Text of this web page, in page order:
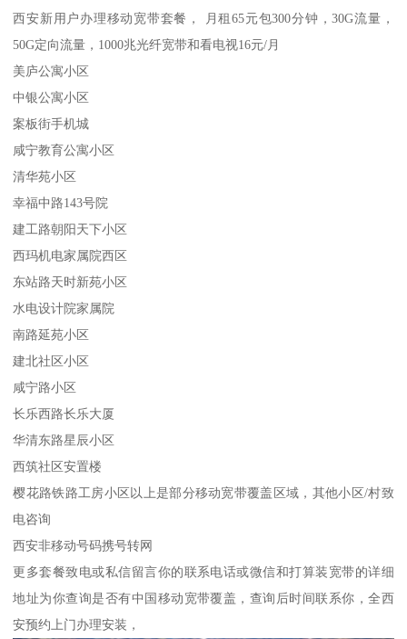
西安新用户办理移动宽带套餐， 月租65元包300分钟，30G流量，
50G定向流量，1000兆光纤宽带和看电视16元/月
美庐公寓小区
中银公寓小区
案板街手机城
咸宁教育公寓小区
清华苑小区
幸福中路143号院
建工路朝阳天下小区
西玛机电家属院西区
东站路天时新苑小区
水电设计院家属院
南路延苑小区
建北社区小区
咸宁路小区
长乐西路长乐大厦
华清东路星辰小区
西筑社区安置楼
樱花路铁路工房小区以上是部分移动宽带覆盖区域，其他小区/村致
电咨询
西安非移动号码携号转网
更多套餐致电或私信留言你的联系电话或微信和打算装宽带的详细
地址为你查询是否有中国移动宽带覆盖，查询后时间联系你，全西
安预约上门办理安装，